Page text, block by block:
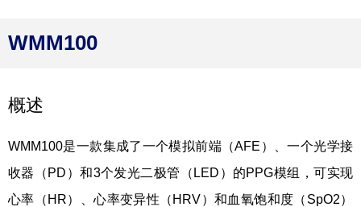
WMM100
概述
WMM100是一款集成了一个模拟前端（AFE）、一个光学接
收器（PD）和3个发光二极管（LED）的PPG模组，可实现
心率（HR）、心率变异性（HRV）和血氧饱和度（SpO2）